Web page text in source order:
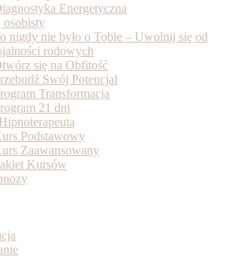
Energetyczna
nigdy nie było o Tobie – Uwolnij się od
rodowych
się na Obfitość
Swój Potencjał
Transformacja
21 dni
Podstawowy
Zaawansowany
Kursów